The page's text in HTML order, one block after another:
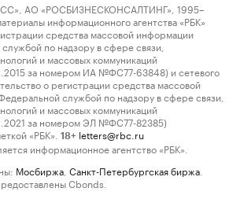
АО «РОСБИЗНЕСКОНСАЛТИНГ», 1995–
информационного агентства «РБК»
средства массовой информации
по надзору в сфере связи,
и массовых коммуникаций
за номером ИА №ФС77-63848) и сетевого
о регистрации средства массовой
службой по надзору в сфере связи,
и массовых коммуникаций
за номером ЭЛ №ФС77-82385)
«РБК».
18+ letters@rbc.ru
информационное агентство «РБК».
Мосбиржа Санкт-Петербургская биржа
Cbonds.